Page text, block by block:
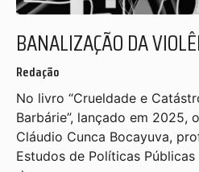
BANALIZAÇÃO DA
Redação
No livro “Crueldade e
Barbárie”, lançado em 2025,
Cláudio Cunca Bocayuva,
Estudos de Políticas